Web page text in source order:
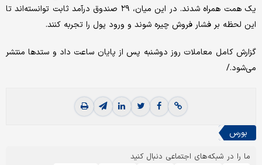
یک همت همراه شدند. در این میان، ۲۹ صندوق درآمد ثابت توانسته‌اند تا
این لحظه بر فشار فروش چیره شوند و ورود پول را تجربه کنند.
گزارش کامل معاملات روز دوشنبه پس از پایان ساعت داد و ستدها منتشر
می‌شود./
بورس
ما را در شبکه‌های اجتماعی دنبال کنید